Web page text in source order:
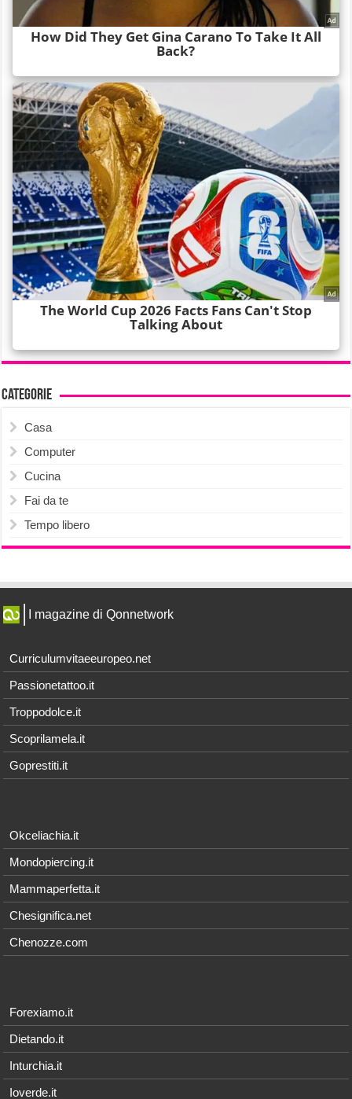
Categorie
Casa
Computer
Cucina
Fai da te
Tempo libero
I magazine di Qonnetwork
Curriculumvitaeeuropeo.net
Passionetattoo.it
Troppodolce.it
Scoprilamela.it
Goprestiti.it
Okceliachia.it
Mondopiercing.it
Mammaperfetta.it
Chesignifica.net
Chenozze.com
Forexiamo.it
Dietando.it
Inturchia.it
Ioverde.it